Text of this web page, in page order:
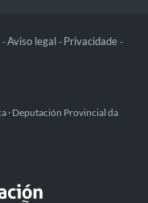
-Aviso legal - Privacidade -
· Deputación Provincial da